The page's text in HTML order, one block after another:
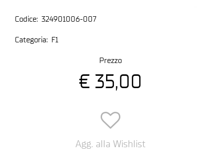
Codice: 324901006-007
Categoria: F1
Prezzo
€ 35,00
Agg. alla Wishlist